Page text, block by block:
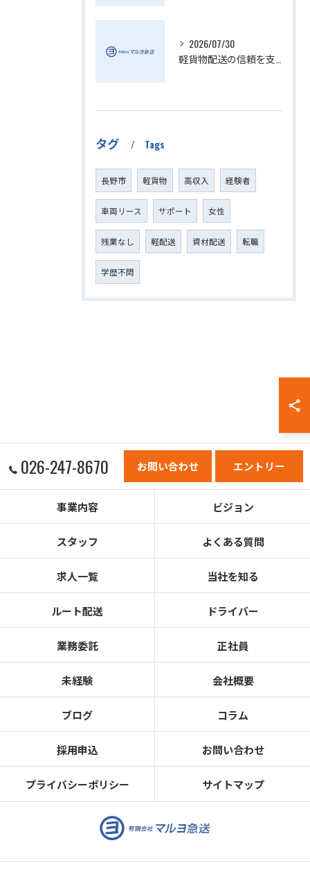
2026/07/30
タグ Tags
長野市 軽貨物 高収入 経験者
車両リース サポート 女性
残業なし 軽配送 資材配送 転職
学歴不問
026-247-8670 お問い合わせ エントリー
事業内容 ビジョン
スタッフ よくある質問
求人一覧 当社を知る
ルート配送 ドライバー
業務委託 正社員
未経験 会社概要
ブログ コラム
採用申込 お問い合わせ
プライバシーポリシー サイトマップ